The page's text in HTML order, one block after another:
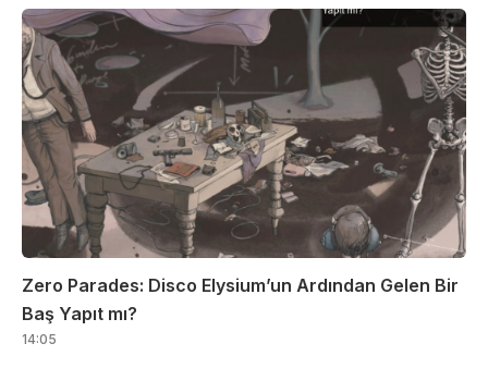
Zero Parades: Disco Elysium’un Ardından Gelen Bir
Baş Yapıt mı?
14:05